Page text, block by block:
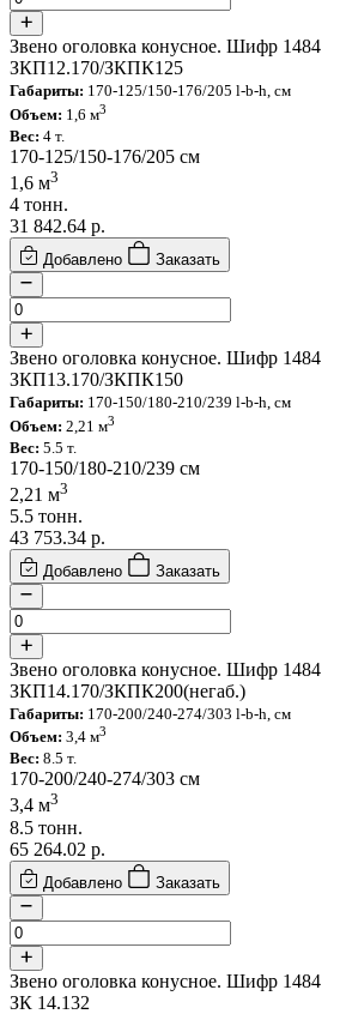
Звено оголовка конусное. Шифр 1484
ЗКП12.170/ЗКПК125
Габариты: 170-125/150-176/205 l-b-h, см
Объем: 1,6 м3
Вес: 4 т.
170-125/150-176/205 см
1,6 м3
4 тонн.
31 842.64 р.
Добавлено Заказать
Звено оголовка конусное. Шифр 1484
ЗКП13.170/ЗКПК150
Габариты: 170-150/180-210/239 l-b-h, см
Объем: 2,21 м3
Вес: 5.5 т.
170-150/180-210/239 см
2,21 м3
5.5 тонн.
43 753.34 р.
Добавлено Заказать
Звено оголовка конусное. Шифр 1484
ЗКП14.170/ЗКПК200(негаб.)
Габариты: 170-200/240-274/303 l-b-h, см
Объем: 3,4 м3
Вес: 8.5 т.
170-200/240-274/303 см
3,4 м3
8.5 тонн.
65 264.02 р.
Добавлено Заказать
Звено оголовка конусное. Шифр 1484
ЗК 14.132